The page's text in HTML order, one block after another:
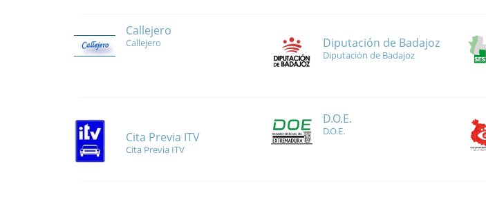
Callejero
Callejero Diputación de Badajoz
Diputación de Badajoz
Cita Previa ITV
Cita Previa ITV
D.O.E.
D.O.E.